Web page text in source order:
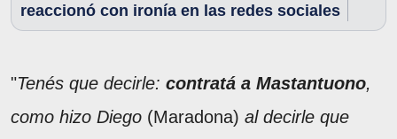
reaccionó con ironía en las redes sociales
"Tenés que decirle: contratá a Mastantuono,
como hizo Diego (Maradona) al decirle que